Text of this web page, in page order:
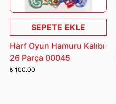
SEPETE EKLE
Harf Oyun Hamuru Kalıbı
26 Parça 00045
₺ 100.00